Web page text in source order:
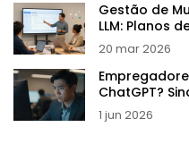
Gestão de
LLM: Planos
20 mar 2026
ChatGPT?
sua carreira
1 jun 2026